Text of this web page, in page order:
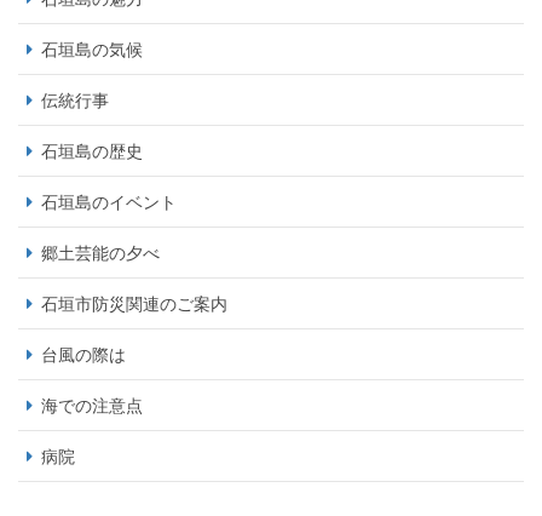
石垣島の気候
伝統行事
石垣島の歴史
石垣島のイベント
郷土芸能の夕べ
石垣市防災関連のご案内
台風の際は
海での注意点
病院